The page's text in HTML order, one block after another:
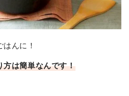
んに！
方は簡単なんです！